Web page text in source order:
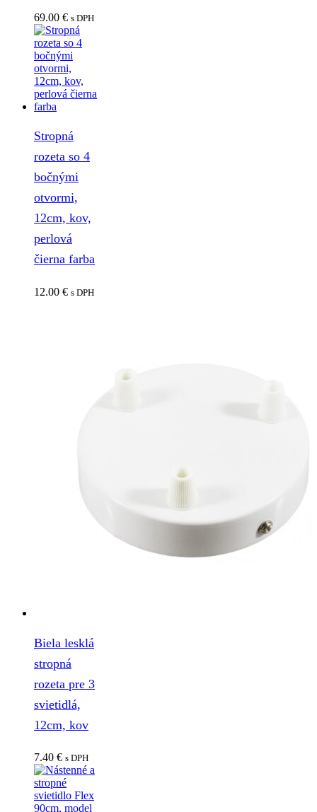
69.00 € s DPH
Stropná
rozeta so 4
bočnými
otvormi,
12cm, kov,
perlová
čierna farba
12.00 € s DPH
Biela lesklá
stropná
rozeta pre 3
svietidlá,
12cm, kov
7.40 € s DPH